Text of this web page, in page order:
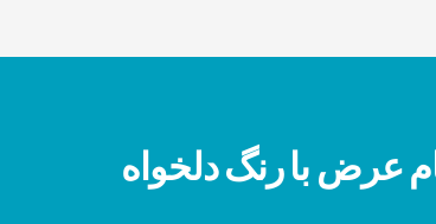
عرض با رنگ دلخواه